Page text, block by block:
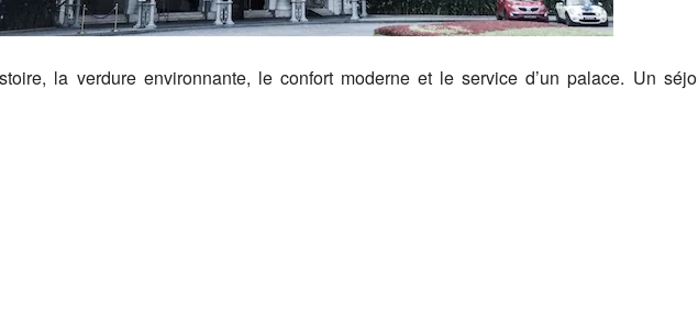
la verdure environnante, le confort moderne et le service d’un palace. Un